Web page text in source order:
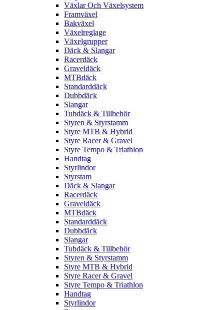
Växlar Och Växelsystem
Framväxel
Bakväxel
Växelreglage
Växelgrupper
Däck & Slangar
Racerdäck
Graveldäck
MTBdäck
Standarddäck
Dubbdäck
Slangar
Tubdäck & Tillbehör
Styren & Styrstamm
Styre MTB & Hybrid
Styre Racer & Gravel
Styre Tempo & Triathlon
Handtag
Styrlindor
Styrstam
Däck & Slangar
Racerdäck
Graveldäck
MTBdäck
Standarddäck
Dubbdäck
Slangar
Tubdäck & Tillbehör
Styren & Styrstamm
Styre MTB & Hybrid
Styre Racer & Gravel
Styre Tempo & Triathlon
Handtag
Styrlindor